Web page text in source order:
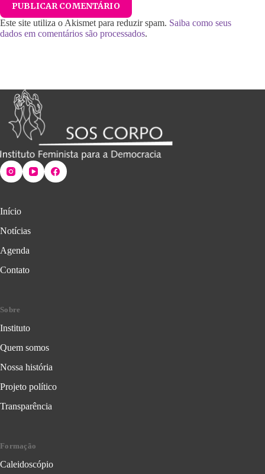
PUBLICAR COMENTÁRIO
Este site utiliza o Akismet para reduzir spam. Saiba como seus
dados em comentários são processados.
Início
Notícias
Agenda
Contato
Sobre
Instituto
Quem somos
Nossa história
Projeto político
Transparência
Formação
Caleidoscópio